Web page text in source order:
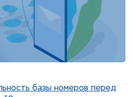
базы номеров перед